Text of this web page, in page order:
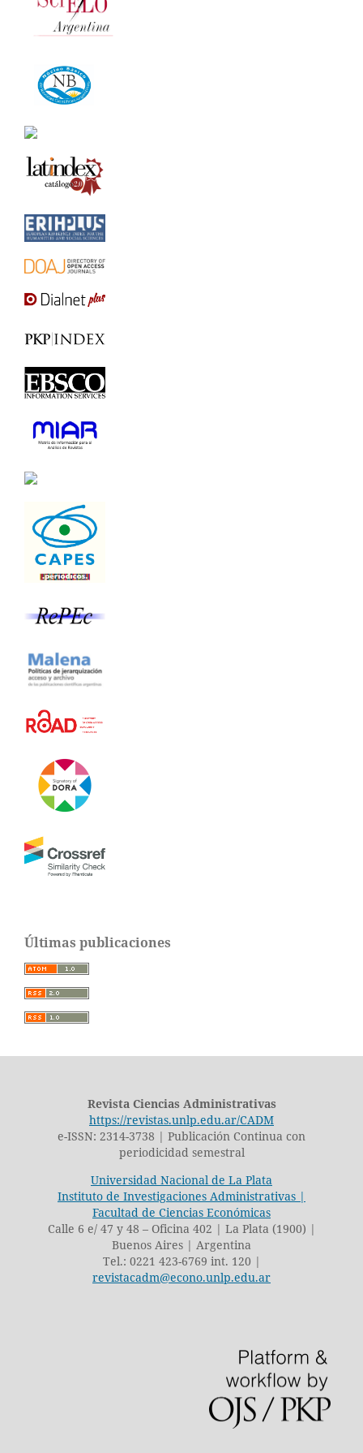
Últimas publicaciones
Revista Ciencias Administrativas
https://revistas.unlp.edu.ar/CADM
e-ISSN: 2314-3738 | Publicación Continua con
periodicidad semestral
Universidad Nacional de La Plata
Instituto de Investigaciones Administrativas |
Facultad de Ciencias Económicas
Calle 6 e/ 47 y 48 – Oficina 402 | La Plata (1900) |
Buenos Aires | Argentina
Tel.: 0221 423-6769 int. 120 |
revistacadm@econo.unlp.edu.ar